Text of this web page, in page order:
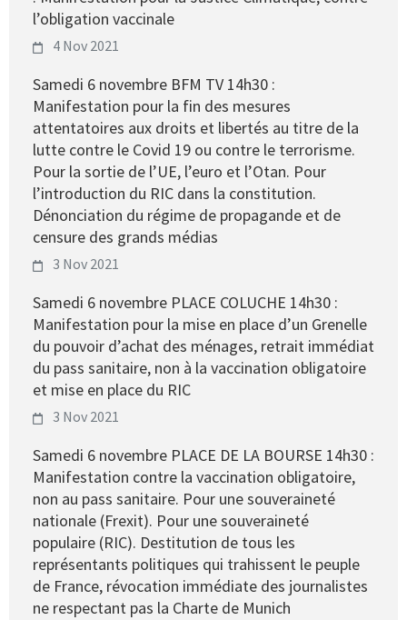
l’obligation vaccinale
4 Nov 2021
Samedi 6 novembre BFM TV 14h30 :
Manifestation pour la fin des mesures
attentatoires aux droits et libertés au titre de la
lutte contre le Covid 19 ou contre le terrorisme.
Pour la sortie de l’UE, l’euro et l’Otan. Pour
l’introduction du RIC dans la constitution.
Dénonciation du régime de propagande et de
censure des grands médias
3 Nov 2021
Samedi 6 novembre PLACE COLUCHE 14h30 :
Manifestation pour la mise en place d’un Grenelle
du pouvoir d’achat des ménages, retrait immédiat
du pass sanitaire, non à la vaccination obligatoire
et mise en place du RIC
3 Nov 2021
Samedi 6 novembre PLACE DE LA BOURSE 14h30 :
Manifestation contre la vaccination obligatoire,
non au pass sanitaire. Pour une souveraineté
nationale (Frexit). Pour une souveraineté
populaire (RIC). Destitution de tous les
représentants politiques qui trahissent le peuple
de France, révocation immédiate des journalistes
ne respectant pas la Charte de Munich